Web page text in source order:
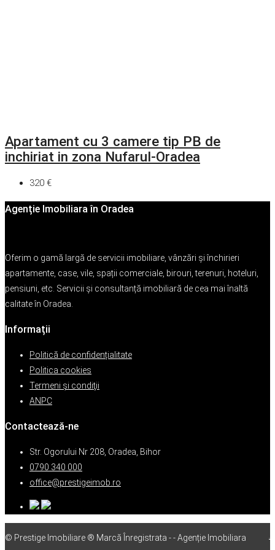
Apartament cu 3 camere tip PB de
inchiriat in zona Nufarul-Oradea
320 €
Agenție Imobiliara în Oradea
Oferim o gamă largă de servicii imobiliare, vânzări și închirieri
apartamente, case, vile, spații comerciale, birouri, terenuri, hoteluri,
pensiuni, etc. Servicii și consultanță imobiliară de cea mai înaltă
calitate în Oradea.
Informații
Politică de confidențialitate
Politica cookies
Termeni şi condiţii
ANPC
Contactează-ne
Str. Ogorului Nr 208, Oradea, Bihor
0790 340 000
office@prestigeimob.ro
© Prestige Imobiliare ® Marcă Înregistrata - - Agenție Imobiliara